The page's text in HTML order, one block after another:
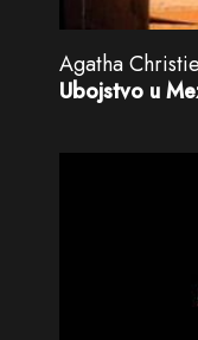
Agatha Christie
Ubojstvo u